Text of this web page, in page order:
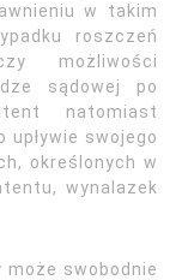
w takim
roszczeń
możliwości
sądowej po
natomiast
swojego
określonych w
wynalazek
może swobodnie